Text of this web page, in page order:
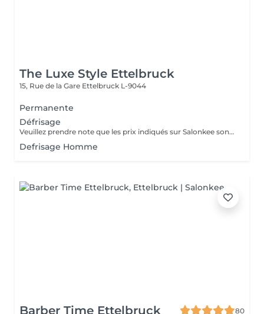
The Luxe Style Ettelbruck
15, Rue de la Gare Ettelbruck L-9044
Permanente
Défrisage
Veuillez prendre note que les prix indiqués sur Salonkee sont communiqués à titre informatif et s'entendent de base. Ces derniers sont susceptibles de varier selon le diagnostic réalisé à votre arrivée au salon et l'expertise du professionnel à qui vous confiez votre beauté. Dans tous les cas, un devis précis vous sera proposé et toutes réalisations de prestations seront effectuées avec votre accord. Un grand merci d'avance pour votre compréhension. Au plaisir de vous recevoir très vite.
Defrisage Homme
Barber Time Ettelbruck
80